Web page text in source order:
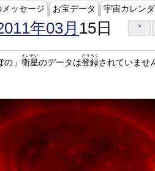
ッセージ お宝データ 宇宙カレン
年03月 15日 >
」 衛星
えいせい
のデータは登録
とうろく
されていませ